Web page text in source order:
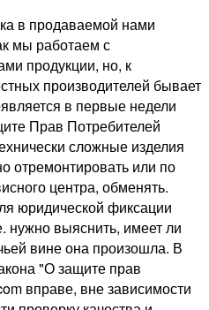
в продаваемой нами
мы работаем с
продукции, но, к
производителей бывает
в первые недели
Прав Потребителей
сложные изделия
отремонтировать или по
центра, обменять.
юридической фиксации
нужно выяснить, имеет ли
вине она произошла. В
"О защите прав
вправе, вне зависимости